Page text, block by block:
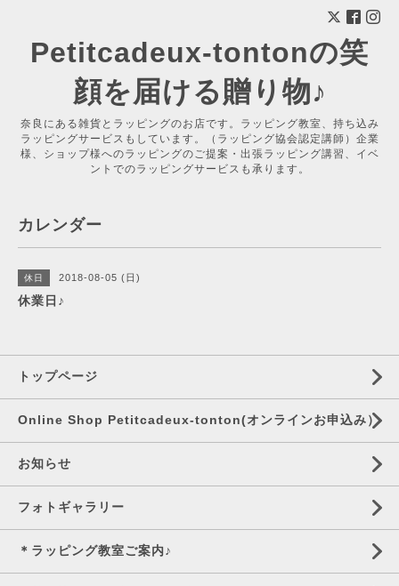
Petitcadeux-tontonの笑
顔を届ける贈り物♪
奈良にある雑貨とラッピングのお店です。ラッピング教室、持ち込み
ラッピングサービスもしています。（ラッピング協会認定講師）企業
様、ショップ様へのラッピングのご提案・出張ラッピング講習、イベ
ントでのラッピングサービスも承ります。
カレンダー
休日 2018-08-05 (日)
休業日♪
トップページ
Online Shop Petitcadeux-tonton(オンラインお申込み）
お知らせ
フォトギャラリー
＊ラッピング教室ご案内♪